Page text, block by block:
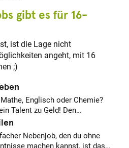
gibt es für 16-
ist die Lage nicht
angeht, mit 16
;)
Englisch oder Chemie?
Talent zu Geld! Den
vom letzten oder vorletzten Jahr
Wenn du zudem in der Lage
zu vermitteln und dabei auch
Nebenjob, den du ohne
machen kannst, ist das